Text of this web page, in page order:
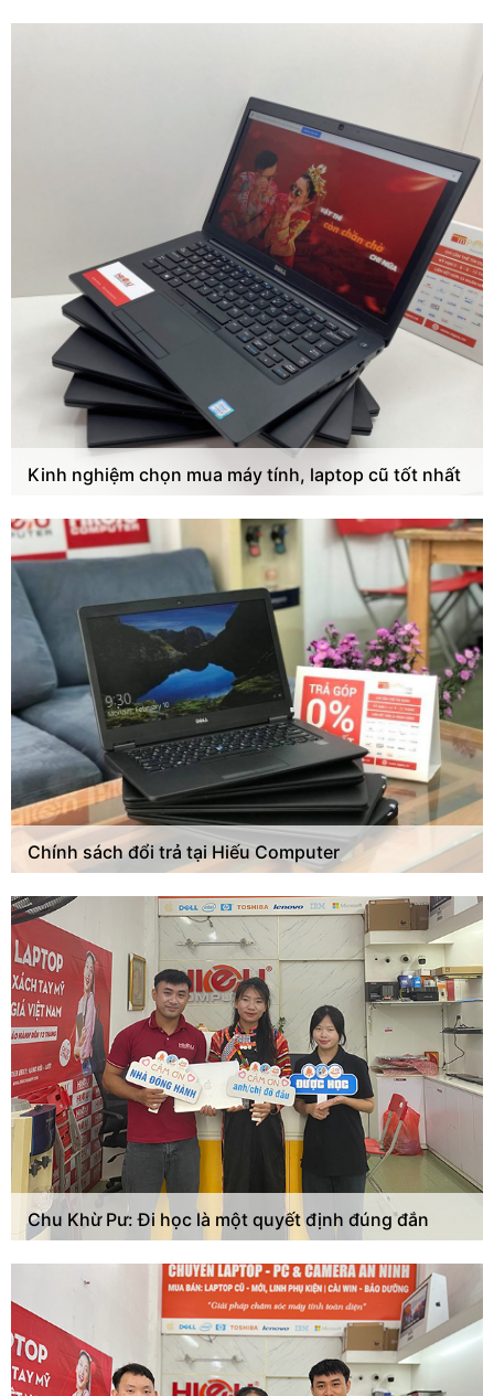
Kinh nghiệm chọn mua máy tính, laptop cũ tốt nhất
Chính sách đổi trả tại Hiếu Computer
Chu Khừ Pư: Đi học là một quyết định đúng đắn